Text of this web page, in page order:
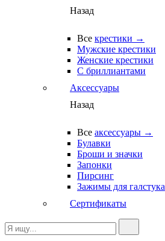
Назад
Все крестики →
Мужские крестики
Женские крестики
С бриллиантами
Аксессуары
Назад
Все аксессуары →
Булавки
Броши и значки
Запонки
Пирсинг
Зажимы для галстука
Сертификаты